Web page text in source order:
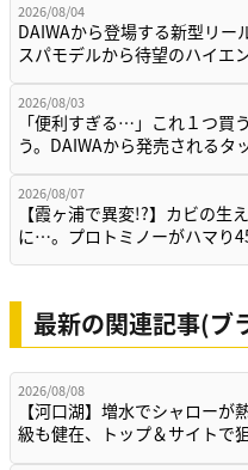
2026/08/04
DAIWAから登場する新型リー
スパモデルから待望のハイエ
2026/08/03
「便利すぎる…」これ１つ買
う。DAIWAから発売されるタ
2026/08/07
【霞ヶ浦で異変!?】カビの生
に…。プロトミノーがハマり
最新の関連記事(ブ
2026/08/08
【河口湖】増水でシャローが
級も健在、トップ＆サイトで